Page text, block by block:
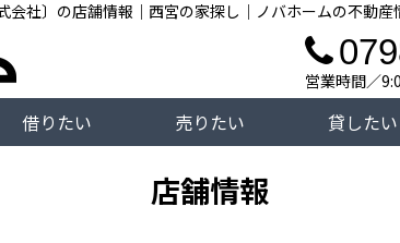
会社〕の店舗情報｜西宮の家探し｜ノバホームの不動
営業時間／
借りたい 売りたい 貸したい
店舗情報